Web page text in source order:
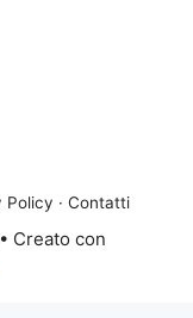
Policy · Contatti
• Creato con